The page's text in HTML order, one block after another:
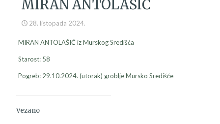
MIRAN ANTOLAŠIĆ
28. listopada 2024.
MIRAN ANTOLAŠIĆ iz Murskog Središća
Starost: 58
Pogreb: 29.10.2024. (utorak) groblje Mursko Središće
Vezano